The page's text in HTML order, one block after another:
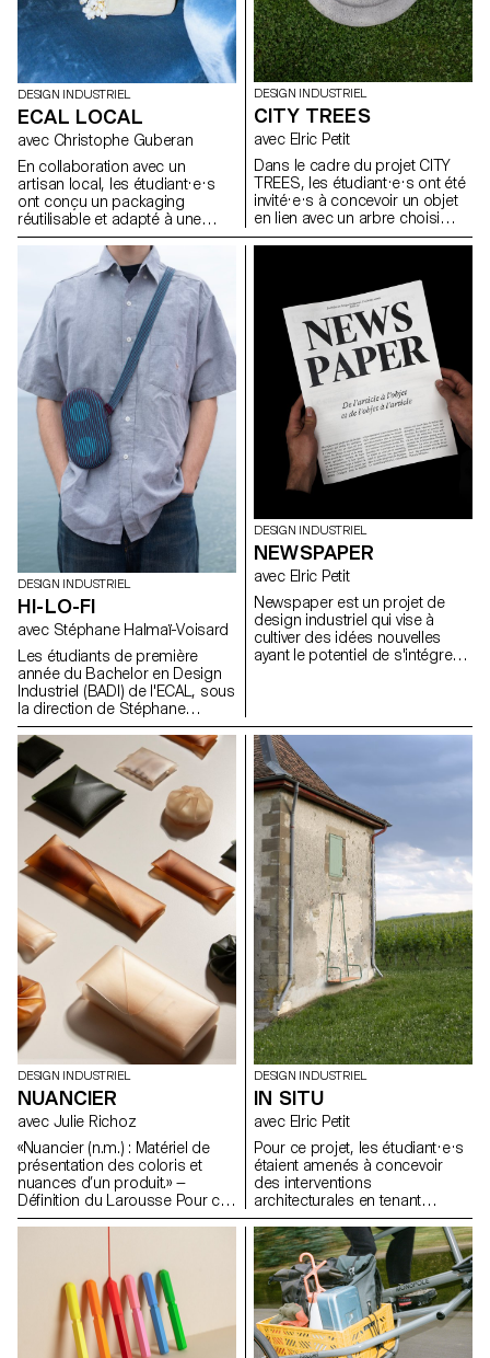
DESIGN INDUSTRIEL
ECAL LOCAL
avec Christophe Guberan
En collaboration avec un
artisan local, les étudiant·e·s
ont conçu un packaging
réutilisable et adapté à une
production en série. Le projet
visait à valoriser un produit
alimentaire du quotidien tout en
répondant aux enjeux actuels
liés au transport, à la durabilité
et à la seconde vie des
emballages. L’intervention
devait être simple, fonctionnelle
et écologique, et proposer un
usage au-delà de la fonction
d’emballage initiale.
DESIGN INDUSTRIEL
CITY TREES
avec Elric Petit
Dans le cadre du projet CITY
TREES, les étudiant·e·s ont été
invité·e·s à concevoir un objet
en lien avec un arbre choisi
dans l’espace urbain
dendrologie, ils ont observé un
arbre existant et imaginé une
intervention discrète,
respectueuse et réversible. Le
projet devait mettre en valeur
les particularités du végétal tout
en s’intégrant dans son
environnement.
DESIGN INDUSTRIEL
HI-LO-FI
avec Stéphane Halmaï-Voisard
Les étudiants de première
année du Bachelor en Design
Industriel (BADI) de l'ECAL, sous
la direction de Stéphane
Halmaï-Voisard, responsable
du BADI, se sont lancés dans
un projet visant à concevoir
leurs propres interprétations
uniques d'une enceinte
Bluetooth. Ce projet a mis les
étudiants au défi de travailler de
manière créative dans les
contraintes d'un kit existant de
composants techniques, les
incitant à explorer des
approches innovantes en
termes de forme, de matérialité
et de fonctionnalité.
DESIGN INDUSTRIEL
NEWSPAPER
avec Elric Petit
Newspaper est un projet de
design industriel qui vise à
cultiver des idées nouvelles
ayant le potentiel de s'intégrer
direction d'Elric Petit, chaque
étudiant a eu la possibilité
d'explorer un sujet choisi, en
exprimant ses affinités et ses
intérêts personnels, ce qui a
permis d'améliorer l'expérience
globale du projet. Dans l'esprit
de la pluridisciplinarité, les
étudiants ont participé à un
atelier d'écriture avec un
journaliste professionnel, qui a
débouché sur 25 articles
rédigés par les étudiants sur
leurs projets individuels,
rassemblés dans un journal
imprimé.
DESIGN INDUSTRIEL
NUANCIER
avec Julie Richoz
«Nuancier (n.m.) : Matériel de
présentation des coloris et
nuances d’un produit.» —
Définition du Larousse Pour ce
projet, les étudiant·e·s ont
assemblages et matières,
qu'ils ont nuancés en plusieurs
échantillons et assemblés
ensuite pour créer leur propre
nuancier.
DESIGN INDUSTRIEL
IN SITU
avec Elric Petit
Pour ce projet, les étudiant·e·s
étaient amenés à concevoir
des interventions
architecturales en tenant
compte des caractéristiques
d'un lieu choisi avec précision.
Ils devaient sélectionner un
bâtiment inspirant pour y
intégrer leur objet ou
intervention, en pensant à en
améliorer la fonctionnalité ou à
le protéger de l'usure. Dans le